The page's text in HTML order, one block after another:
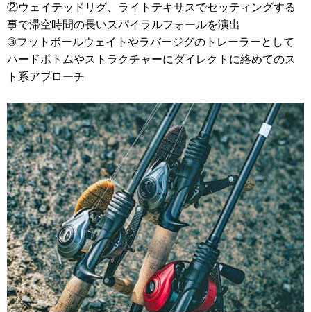
②ウェイテッドリグ、ライトテキサスでセッティングする
事で滞空時間の長いスパイラルフォールを演出
③フットボールウェイトやラバージグのトレーラーとして
ハードボトムやストラクチャーにダイレクトに絡めてのス
ト系アプローチ